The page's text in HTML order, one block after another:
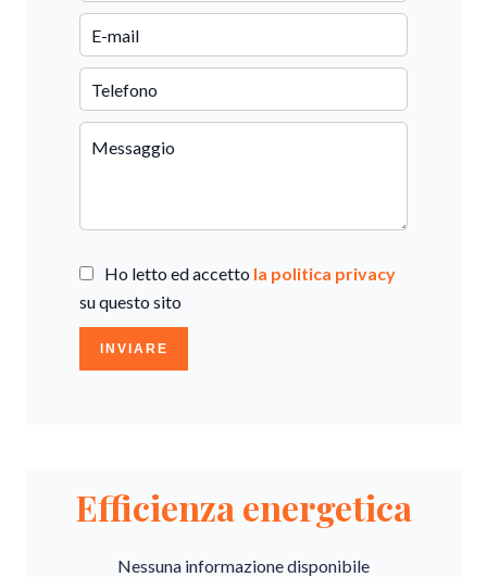
Ho letto ed accetto la politica privacy
su questo sito
INVIARE
Efficienza energetica
Nessuna informazione disponibile